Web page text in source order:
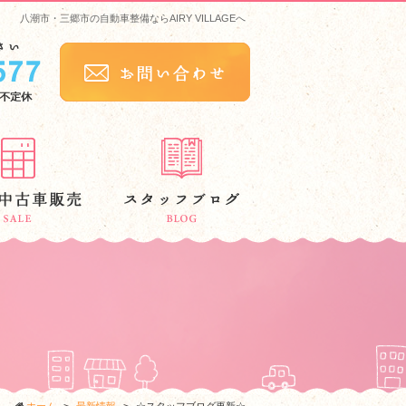
八潮市・三郷市の自動車整備ならAIRY VILLAGEへ